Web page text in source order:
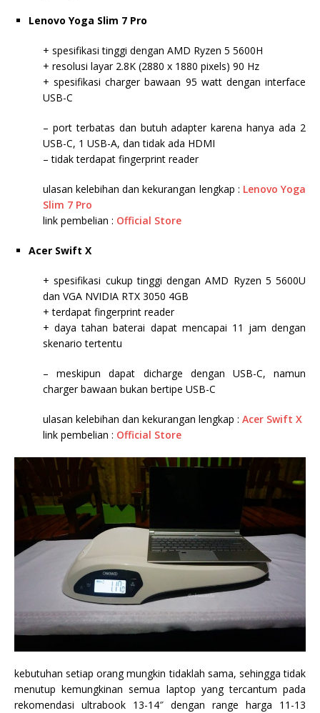
Lenovo Yoga Slim 7 Pro
+ spesifikasi tinggi dengan AMD Ryzen 5 5600H
+ resolusi layar 2.8K (2880 x 1880 pixels) 90 Hz
+ spesifikasi charger bawaan 95 watt dengan interface
USB-C
– port terbatas dan butuh adapter karena hanya ada 2
USB-C, 1 USB-A, dan tidak ada HDMI
– tidak terdapat fingerprint reader
ulasan kelebihan dan kekurangan lengkap : Lenovo Yoga
Slim 7 Pro
link pembelian : Official Store
Acer Swift X
+ spesifikasi cukup tinggi dengan AMD Ryzen 5 5600U
dan VGA NVIDIA RTX 3050 4GB
+ terdapat fingerprint reader
+ daya tahan baterai dapat mencapai 11 jam dengan
skenario tertentu
– meskipun dapat dicharge dengan USB-C, namun
charger bawaan bukan bertipe USB-C
ulasan kelebihan dan kekurangan lengkap : Acer Swift X
link pembelian : Official Store
kebutuhan setiap orang mungkin tidaklah sama, sehingga tidak
menutup kemungkinan semua laptop yang tercantum pada
rekomendasi ultrabook 13-14″ dengan range harga 11-13